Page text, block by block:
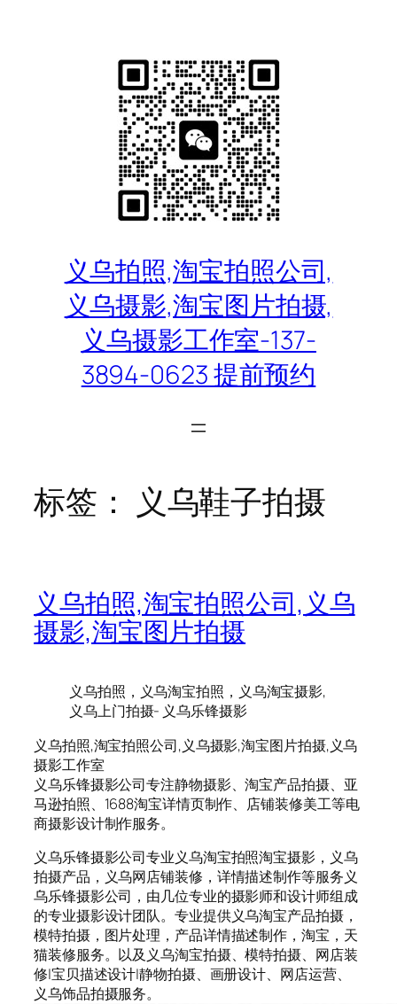
义乌拍照,淘宝拍照公司,
义乌摄影,淘宝图片拍摄,
义乌摄影工作室-137-
3894-0623 提前预约
标签： 义乌鞋子拍摄
义乌拍照,淘宝拍照公司,义乌
摄影,淘宝图片拍摄
义乌拍照，义乌淘宝拍照，义乌淘宝摄影,
义乌上门拍摄- 义乌乐锋摄影
义乌拍照,淘宝拍照公司,义乌摄影,淘宝图片拍摄,义乌
摄影工作室
义乌乐锋摄影公司专注静物摄影、淘宝产品拍摄、亚
马逊拍照、1688淘宝详情页制作、店铺装修美工等电
商摄影设计制作服务。
义乌乐锋摄影公司专业义乌淘宝拍照淘宝摄影，义乌
拍摄产品，义乌网店铺装修，详情描述制作等服务义
乌乐锋摄影公司，由几位专业的摄影师和设计师组成
的专业摄影设计团队。专业提供义乌淘宝产品拍摄，
模特拍摄，图片处理，产品详情描述制作，淘宝，天
猫装修服务。以及义乌淘宝拍摄、模特拍摄、网店装
修|宝贝描述设计|静物拍摄、画册设计、网店运营、
义乌饰品拍摄服务。